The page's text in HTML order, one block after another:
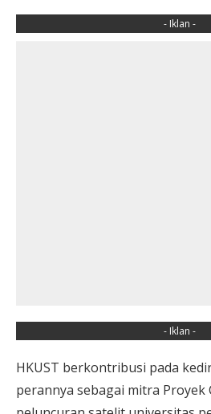
- Iklan -
- Iklan -
HKUST berkontribusi pada
perannya sebagai mitra Proyek